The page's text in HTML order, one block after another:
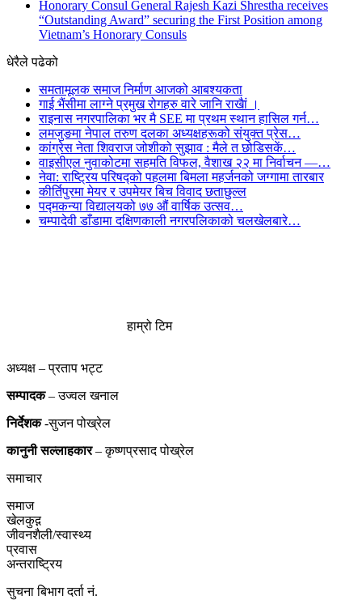
Honorary Consul General Rajesh Kazi Shrestha receives
“Outstanding Award” securing the First Position among
Vietnam’s Honorary Consuls
धेरैले पढेको
समतामूलक समाज निर्माण आजको आबश्यकता
गाई भैंसीमा लाग्ने प्रमुख रोगहरु वारे जानि राखैां ।
राइनास नगरपालिका भर मै SEE मा प्रथम स्थान हासिल गर्न…
लमजुङमा नेपाल तरुण दलका अध्यक्षहरूको संयुक्त प्रेस…
कांग्रेस नेता शिवराज जोशीको सुझाव : मैले त छोडिसकें…
वाइसीएल नुवाकोटमा सहमति विफल, वैशाख २२ मा निर्वाचन —…
नेवा: राष्ट्रिय परिषद्को पहलमा बिमला महर्जनको जग्गामा तारबार
कीर्तिपुरमा मेयर र उपमेयर बिच विवाद छताछुल्ल
पद्मकन्या विद्यालयको ७७ औं ‌‌वार्षिक ‌उत्सव…
चम्पादेवी डाँडामा दक्षिणकाली नगरपलिकाको चलखेलबारे…
हाम्रो टिम
अध्यक्ष – प्रताप भट्ट
सम्पादक– उज्वल खनाल
निर्देशक-सुजन पोख्रेल
कानुनी सल्लाहकार– कृष्णप्रसाद पोख्रेल
समाचार
समाज
खेलकुद़़
जीवनशैली/स्वास्थ्य
प्रवास
अन्तराष्ट्रिय
सुचना बिभाग दर्ता नं.